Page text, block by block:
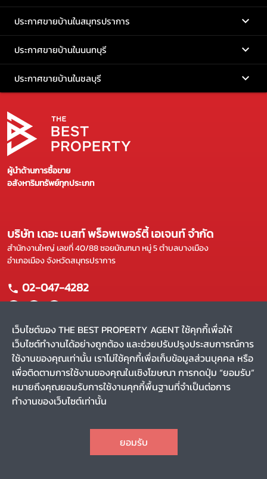
ประกาศขายบ้านในสมุทรปราการ
ประกาศขายบ้านในนนทบุรี
ประกาศขายบ้านในชลบุรี
ผู้นำด้านการซื้อขาย
อสังหาริมทรัพย์ทุกประเภท
บริษัท เดอะ เบสท์ พร็อพเพอร์ตี้ เอเจนท์ จำกัด
สำนักงานใหญ่ เลขที่ 40/88 ซอยมัณฑนา หมู่ 5 ตำบลบางเมือง
อำเภอเมือง จังหวัดสมุทรปราการ
02-047-4282
แผนผังเว็บไซต์
หน้าหลัก
บริการของเรา
ขาย
ผลงานของเรา
เช่า
ค้นหาตัวแทน
สงวนลิขสิทธิ์ พ.ศ. 2569 บริษัท เดอะ เบสท์ พร็อพเพอร์ตี้ เอเจนท์
เว็บไซต์ของ THE BEST PROPERTY AGENT ใช้คุกกี้เพื่อให้
เว็บไซต์ทำงานได้อย่างถูกต้อง และช่วยปรับปรุงประสบการณ์การ
ใช้งานของคุณเท่านั้น เราไม่ใช้คุกกี้เพื่อเก็บข้อมูลส่วนบุคคล หรือ
เพื่อติดตามการใช้งานของคุณในเชิงโฆษณา การกดปุ่ม “ยอมรับ”
หมายถึงคุณยอมรับการใช้งานคุกกี้พื้นฐานที่จำเป็นต่อการ
ทำงานของเว็บไซต์เท่านั้น
ยอมรับ